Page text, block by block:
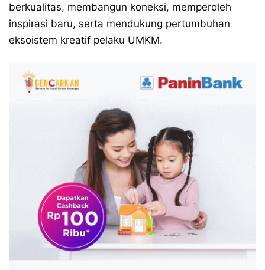
berkualitas, membangun koneksi, memperoleh
inspirasi baru, serta mendukung pertumbuhan
eksoistem kreatif pelaku UMKM.